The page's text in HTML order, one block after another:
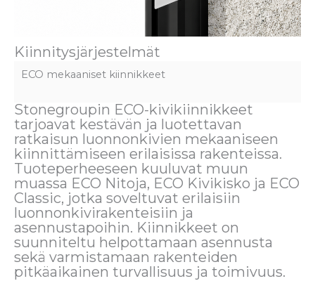
Kiinnitysjärjestelmät
ECO mekaaniset kiinnikkeet
Stonegroupin ECO-kivikiinnikkeet
tarjoavat kestävän ja luotettavan
ratkaisun luonnonkivien mekaaniseen
kiinnittämiseen erilaisissa rakenteissa.
Tuoteperheeseen kuuluvat muun
muassa ECO Nitoja, ECO Kivikisko ja ECO
Classic, jotka soveltuvat erilaisiin
luonnonkivirakenteisiin ja
asennustapoihin. Kiinnikkeet on
suunniteltu helpottamaan asennusta
sekä varmistamaan rakenteiden
pitkäaikainen turvallisuus ja toimivuus.